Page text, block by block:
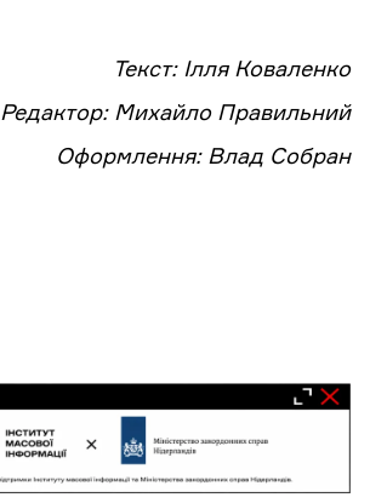
Текст: Ілля Коваленко
Редактор: Михайло Правильний
Оформлення: Влад Собран